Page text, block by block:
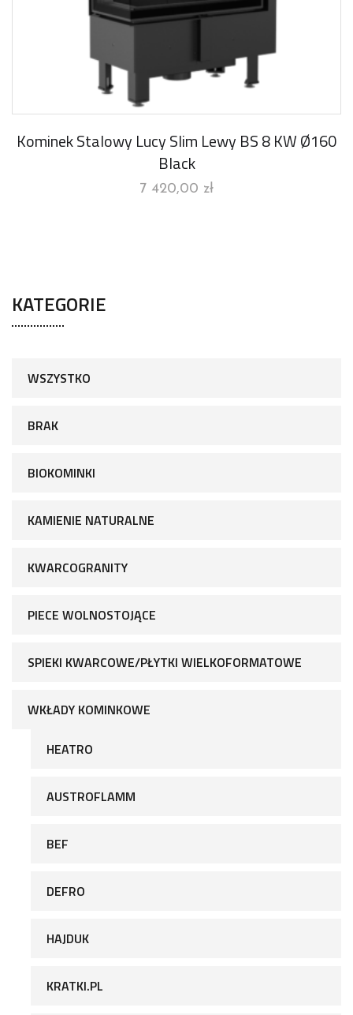
Kominek Stalowy Lucy Slim Lewy BS 8 KW Ø160
Black
7 420,00 zł
KATEGORIE
WSZYSTKO
BRAK
BIOKOMINKI
KAMIENIE NATURALNE
KWARCOGRANITY
PIECE WOLNOSTOJĄCE
SPIEKI KWARCOWE/PŁYTKI WIELKOFORMATOWE
WKŁADY KOMINKOWE
HEATRO
AUSTROFLAMM
BEF
DEFRO
HAJDUK
KRATKI.PL